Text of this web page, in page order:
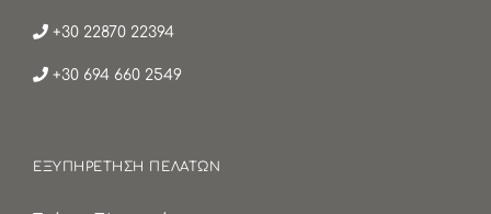
+30 22870 22394
+30 694 660 2549
ΕΞΥΠΗΡΕΤΗΣΗ ΠΕΛΑΤΩΝ